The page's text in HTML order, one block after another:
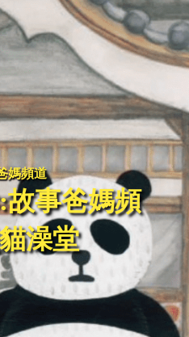
媽頻道
故事爸媽頻
澡堂